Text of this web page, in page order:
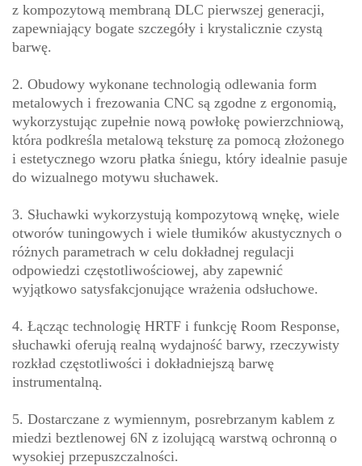
z kompozytową membraną DLC pierwszej generacji,
zapewniający bogate szczegóły i krystalicznie czystą
barwę.
2. Obudowy wykonane technologią odlewania form
metalowych i frezowania CNC są zgodne z ergonomią,
wykorzystując zupełnie nową powłokę powierzchniową,
która podkreśla metalową teksturę za pomocą złożonego
i estetycznego wzoru płatka śniegu, który idealnie pasuje
do wizualnego motywu słuchawek.
3. Słuchawki wykorzystują kompozytową wnękę, wiele
otworów tuningowych i wiele tłumików akustycznych o
różnych parametrach w celu dokładnej regulacji
odpowiedzi częstotliwościowej, aby zapewnić
wyjątkowo satysfakcjonujące wrażenia odsłuchowe.
4. Łącząc technologię HRTF i funkcję Room Response,
słuchawki oferują realną wydajność barwy, rzeczywisty
rozkład częstotliwości i dokładniejszą barwę
instrumentalną.
5. Dostarczane z wymiennym, posrebrzanym kablem z
miedzi beztlenowej 6N z izolującą warstwą ochronną o
wysokiej przepuszczalności.